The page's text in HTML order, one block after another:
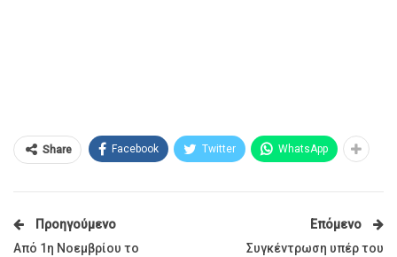
Share Facebook Twitter WhatsApp
Προηγούμενο
Από 1η Νοεμβρίου το
Επόμενο
Συγκέντρωση υπέρ του